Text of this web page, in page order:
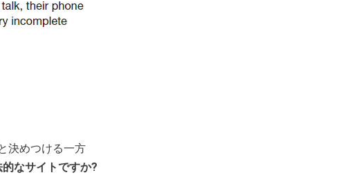
決めつける一方
なサイトですか?